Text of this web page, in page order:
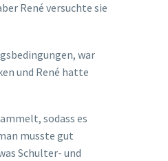
René versuchte sie
war
und René hatte
sodass es
musste gut
Schulter- und